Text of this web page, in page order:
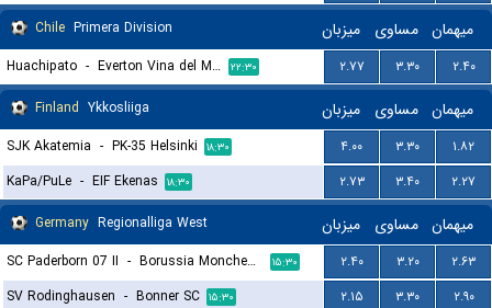
Chile Primera Division میزبان مساوی میهمان
Huachipato - Everton Vina del Mar ۲۲:۳۰ ۲.۷۷ ۳.۳۰
۲.۴۰
Finland Ykkosliiga میزبان مساوی میهمان
SJK Akatemia - PK-35 Helsinki ۱۸:۳۰ ۴.۰۰ ۳.۳۰
۱.۸۲
KaPa/PuLe - EIF Ekenas ۱۸:۳۰ ۲.۷۳ ۳.۴۰
۲.۲۷
Germany Regionalliga West میزبان مساوی میهمان
SC Paderborn 07 II - Borussia Monchengladbach II ۱۵:۳۰ ۲.۴۰ ۳.۲۰
۲.۶۳
SV Rodinghausen - Bonner SC ۱۵:۳۰ ۲.۱۵ ۳.۳۰
۲.۹۰